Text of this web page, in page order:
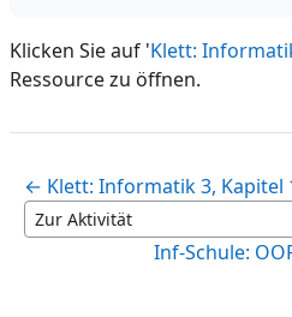
Klicken Sie auf 'Klett:
Ressource zu öffnen.
← Klett: Informatik 3, Kapitel
Zur Aktivität
Inf-Schule: